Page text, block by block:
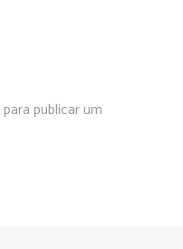
para publicar um